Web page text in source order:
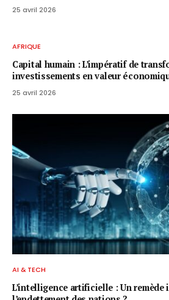
25 avril 2026
AFRIQUE
Capital humain : L’impératif de
investissements en valeur
25 avril 2026
AI & TECH
L’intelligence artificielle : Un